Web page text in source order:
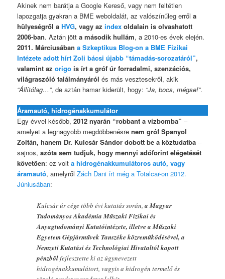
Akinek nem barátja a Google Kereső, vagy nem feltétlen
lapozgatja gyakran a BME weboldalát, az valószínűleg errőla
hülyeségről aHVG, vagy azindex oldalain is olvashatott
2006-ban. Aztán jötta második hullám, a 2010-es évek elején.
2011. Márciusábana Szkeptikus Blog-on a BME Fizikai
Intézete adott hírt Zoli bácsi újabb “támadás-sorozatáról”,
valamint azorigo is írt a gróf úr forradalmi, szenzációs,
világraszóló találmányáról és más vesztesekről, akik
“Állítólag…”, de aztán hamar kiderült, hogy: “Ja, bocs, mégse!”.
Áramautó, hidrogénakkumulátor
Egy évvel később,2012 nyarán “robbant a vízbomba”–
amelyet a legnagyobb megdöbbenésrenem gróf Spanyol
Zoltán, hanem Dr. Kulcsár Sándor dobott be a köztudatba –
sajnos,azóta sem tudjuk, hogy mennyi adóforint elégetését
követően: ez volta hidrogénakkumulátoros autó, vagy
áramautó, amelyrőlZách Dani írt még a Totalcar-on 2012.
Júniusában:
Kulcsár úr cége több évi kutatás során,a Magyar
Tudományos Akadémia Műszaki Fizikai és
Anyagtudományi Kutatóintézete, illetve a Műszaki
Egyetem Gépjárművek Tanszéke közreműködésével, a
Nemzeti Kutatási és Technológiai Hivataltól kapott
pénzbőlfejlesztette ki az úgynevezett
hidrogénakkumulátort, vagyis a hidrogén termelő és